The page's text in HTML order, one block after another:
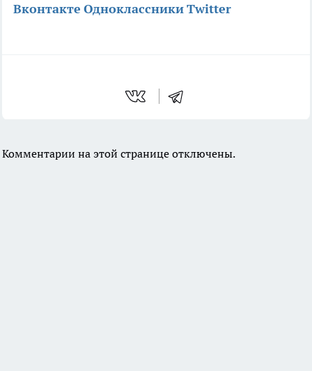
Вконтакте ОдноклассникиTwitter
Комментарии на этой странице отключены.